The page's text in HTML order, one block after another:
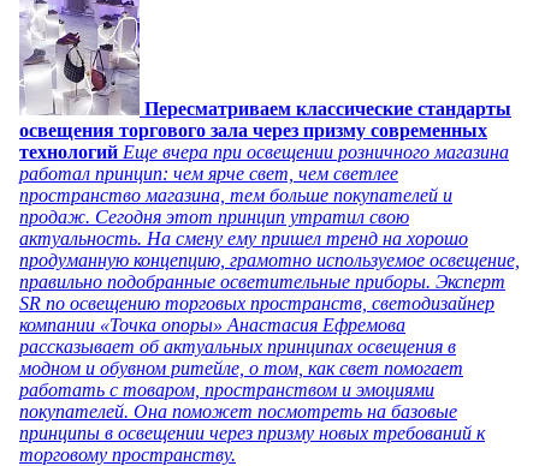
Пересматриваем классические стандарты
освещения торгового зала через призму современных
технологий Еще вчера при освещении розничного магазина
работал принцип: чем ярче свет, чем светлее
пространство магазина, тем больше покупателей и
продаж. Сегодня этот принцип утратил свою
актуальность. На смену ему пришел тренд на хорошо
продуманную концепцию, грамотно используемое освещение,
правильно подобранные осветительные приборы. Эксперт
SR по освещению торговых пространств, светодизайнер
компании «Точка опоры» Анастасия Ефремова
рассказывает об актуальных принципах освещения в
модном и обувном ритейле, о том, как свет помогает
работать с товаром, пространством и эмоциями
покупателей. Она поможет посмотреть на базовые
принципы в освещении через призму новых требований к
торговому пространству.